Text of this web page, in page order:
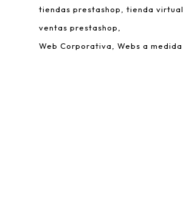
tiendas prestashop
tienda virtual
ventas prestashop
Web Corporativa
Webs a medida